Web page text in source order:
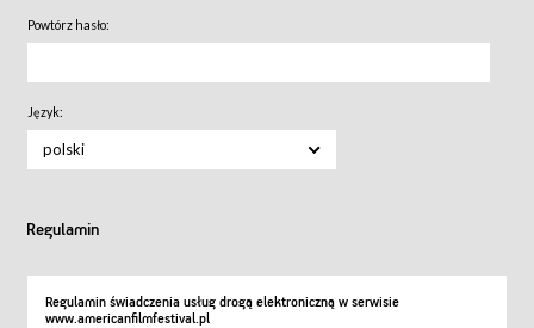
Powtórz hasło:
Język:
polski
Regulamin
Regulamin świadczenia usług drogą elektroniczną w serwisie
www.americanfilmfestival.pl